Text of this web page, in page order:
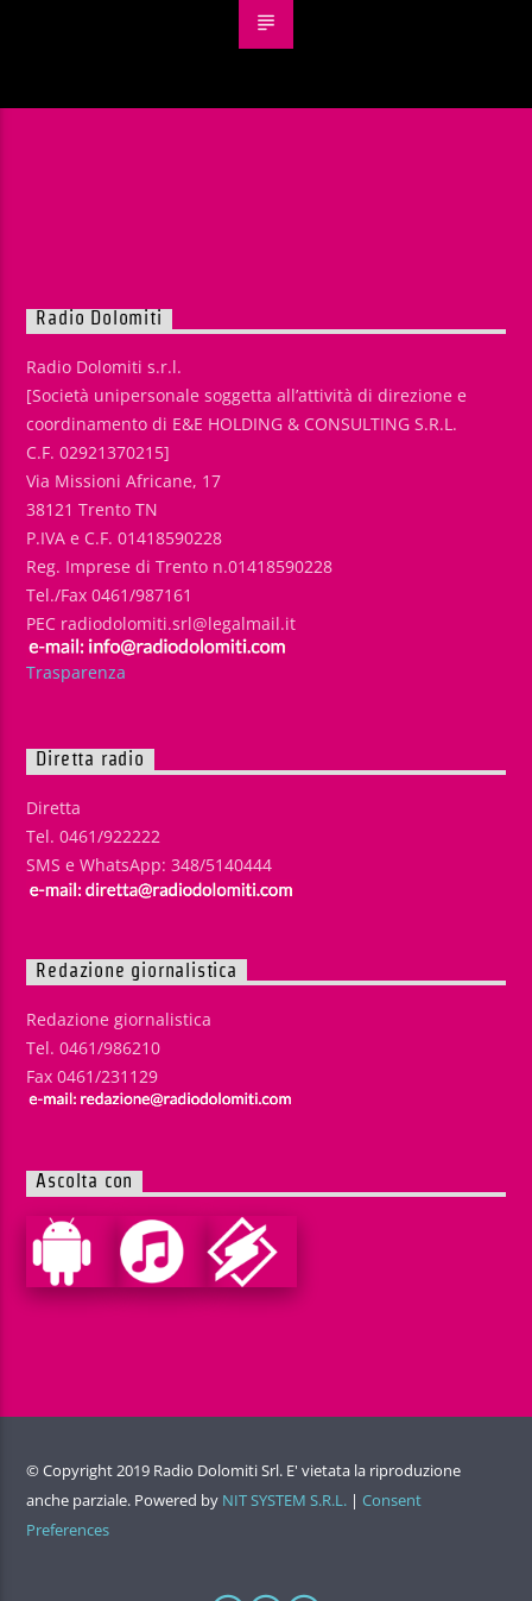
Radio Dolomiti
Radio Dolomiti s.r.l.
[Società unipersonale soggetta all’attività di direzione e
coordinamento di E&E HOLDING & CONSULTING S.R.L.
C.F. 02921370215]
Via Missioni Africane, 17
38121 Trento TN
P.IVA e C.F. 01418590228
Reg. Imprese di Trento n.01418590228
Tel./Fax 0461/987161
PEC radiodolomiti.srl@legalmail.it
Trasparenza
Diretta radio
Diretta
Tel. 0461/922222
SMS e WhatsApp: 348/5140444
Redazione giornalistica
Redazione giornalistica
Tel. 0461/986210
Fax 0461/231129
Ascolta con
© Copyright 2019 Radio Dolomiti Srl. E' vietata la riproduzione
anche parziale. Powered by NIT SYSTEM S.R.L. | Consent
Preferences